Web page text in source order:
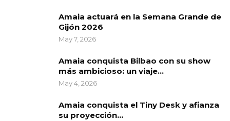
Amaia actuará en la Semana Grande de
Gijón 2026
May 7, 2026
Amaia conquista Bilbao con su show
más ambicioso: un viaje…
May 4, 2026
Amaia conquista el Tiny Desk y afianza
su proyección…